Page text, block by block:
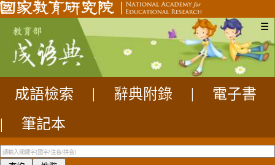
☰
成語檢索 辭典附錄
電子書
|
筆記本